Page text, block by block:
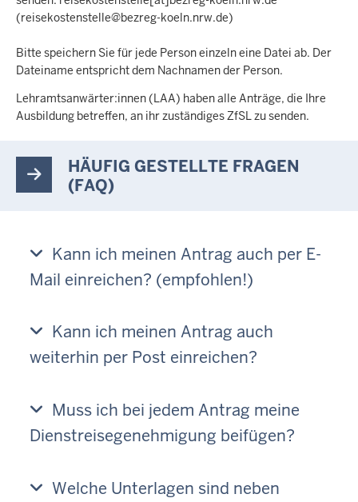
(reisekostenstelle@bezreg-koeln.nrw.de)
Bitte speichern Sie für jede Person einzeln eine Datei ab. Der
Dateiname entspricht dem Nachnamen der Person.
Lehramtsanwärter:innen (LAA) haben alle Anträge, die Ihre
Ausbildung betreffen, an ihr zuständiges ZfSL zu senden.
HÄUFIG GESTELLTE FRAGEN
(FAQ)
Kann ich meinen Antrag auch per E-
Mail einreichen? (empfohlen!)
Kann ich meinen Antrag auch
weiterhin per Post einreichen?
Muss ich bei jedem Antrag meine
Dienstreisegenehmigung beifügen?
Welche Unterlagen sind neben